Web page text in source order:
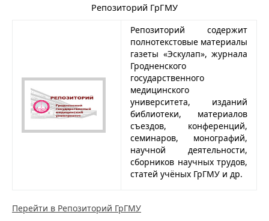
Репозиторий ГрГМУ
Репозиторий содержит
полнотекстовые материалы
газеты «Эскулап», журнала
Гродненского
государственного
медицинского
университета, изданий
библиотеки, материалов
съездов, конференций,
семинаров, монографий,
научной деятельности,
сборников научных трудов,
статей учёных ГрГМУ и др.
Перейти в Репозиторий ГрГМУ